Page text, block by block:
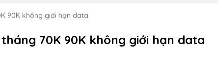
90K không giới hạn data
70K 90K không giới hạn data